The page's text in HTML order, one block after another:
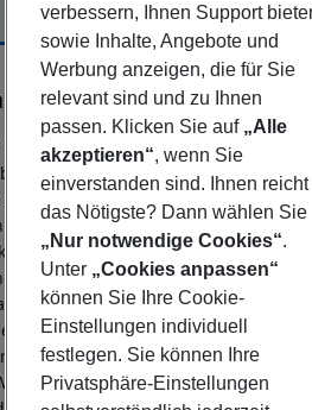
Hotelbeschreibung
Hotel Sofia, a member
Junior-Suiten, 11 Suiten, 2
sind. Englischsprachiges
Garderobe, eine
zur Verfügung. Per WLAN erhalten
geboten. Das Haus verfügt über
vorhanden. Ein Souvenirshop und
Herzenslust auf dem Spielplatz
Anreise mit dem Auto können
gehören eine Autovermietung,
ein Friseur und ein
verbessern, Ihnen Support
sowie Inhalte, Angebote und
Werbung anzeigen, die für Sie
relevant sind und zu Ihnen
passen. Klicken Sie auf „Alle
akzeptieren“, wenn Sie
einverstanden sind. Ihnen reicht
das Nötigste? Dann wählen Sie
„Nur notwendige Cookies“.
Unter „Cookies anpassen“
können Sie Ihre Cookie-
Einstellungen individuell
festlegen. Sie können Ihre
Privatsphäre-Einstellungen